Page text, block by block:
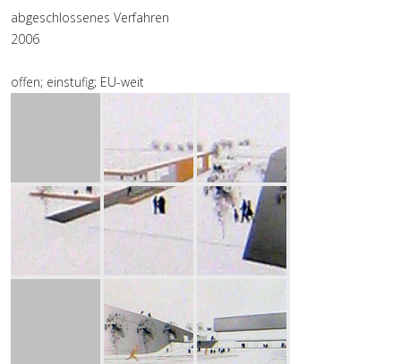
abgeschlossenes Verfahren
2006
offen; einstufig; EU-weit